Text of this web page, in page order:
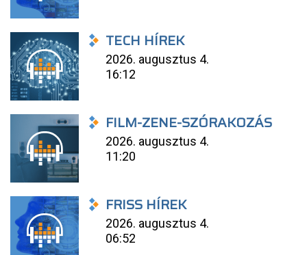
TECH HÍREK
2026. augusztus 4.
16:12
FILM-ZENE-SZÓRAKOZÁS
2026. augusztus 4.
11:20
FRISS HÍREK
2026. augusztus 4.
06:52